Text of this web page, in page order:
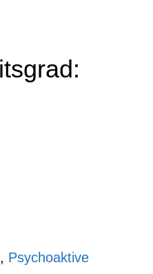
, Psychoaktive